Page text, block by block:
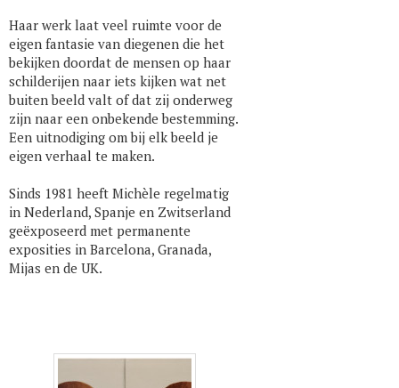
Haar werk laat veel ruimte voor de
eigen fantasie van diegenen die het
bekijken doordat de mensen op haar
schilderijen naar iets kijken wat net
buiten beeld valt of dat zij onderweg
zijn naar een onbekende bestemming.
Een uitnodiging om bij elk beeld je
eigen verhaal te maken.
Sinds 1981 heeft Michèle regelmatig
in Nederland, Spanje en Zwitserland
geëxposeerd met permanente
exposities in Barcelona, Granada,
Mijas en de UK.